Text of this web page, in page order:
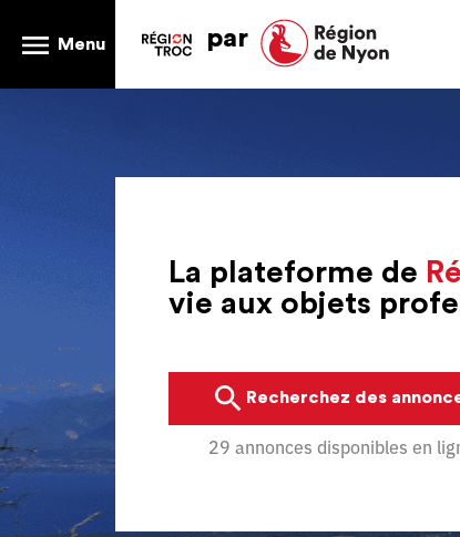
Menu par
La plateforme de
vie aux objets
Recherchez des
29 annonces disponibles en